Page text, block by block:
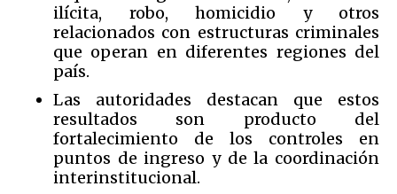
ilícita, robo, homicidio y otros
relacionados con estructuras criminales
que operan en diferentes regiones del
país.
Las autoridades destacan que estos
resultados son producto del
fortalecimiento de los controles en
puntos de ingreso y de la coordinación
interinstitucional.